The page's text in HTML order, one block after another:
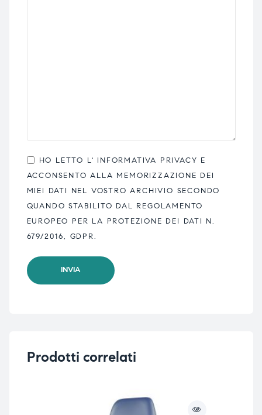
HO LETTO L' INFORMATIVA PRIVACY E
ACCONSENTO ALLA MEMORIZZAZIONE DEI
MIEI DATI NEL VOSTRO ARCHIVIO SECONDO
QUANDO STABILITO DAL REGOLAMENTO
EUROPEO PER LA PROTEZIONE DEI DATI N.
679/2016, GDPR.
Prodotti correlati